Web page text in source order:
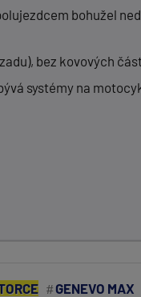
bohužel
bez kovových
systémy na
GENEVO MAX